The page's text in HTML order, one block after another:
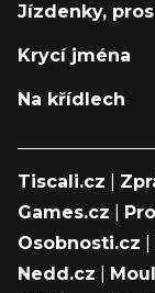
Jízdenky,
Krycí jména
Na křídlech
Tiscali.cz
Games.cz
Osobnosti.cz
Nedd.cz